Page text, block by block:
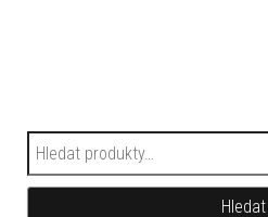
Hledat:
Hledat